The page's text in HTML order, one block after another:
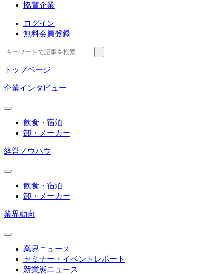
協賛企業
ログイン
無料会員登録
トップページ
企業インタビュー
飲食・宿泊
卸・メーカー
経営ノウハウ
飲食・宿泊
卸・メーカー
業界動向
業界ニュース
セミナー・イベントレポート
新業態ニュース